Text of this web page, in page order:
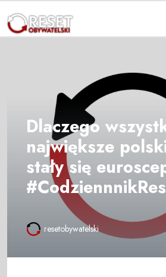
Dlaczego
największe
stały się
resetobywatelski